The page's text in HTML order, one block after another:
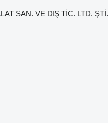
SAN. VE DIŞ TİC. LTD. ŞTİ.